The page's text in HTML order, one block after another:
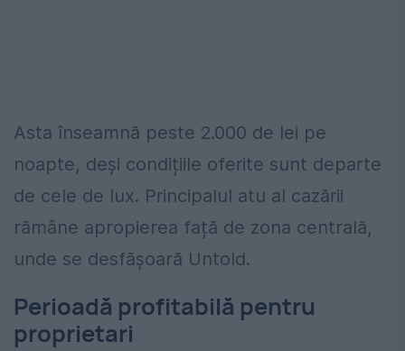
Asta înseamnă peste 2.000 de lei pe
noapte, deși condițiile oferite sunt departe
de cele de lux. Principalul atu al cazării
rămâne apropierea față de zona centrală,
unde se desfășoară Untold.
Perioadă profitabilă pentru
proprietari